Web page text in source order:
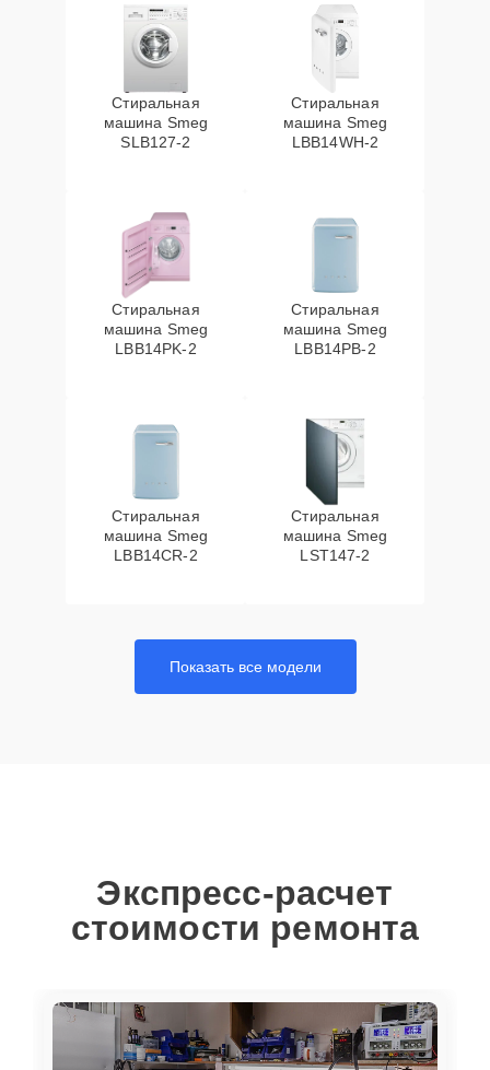
Стиральная
машина Smeg
SLB127-2
Стиральная
машина Smeg
LBB14WH-2
Стиральная
машина Smeg
LBB14PK-2
Стиральная
машина Smeg
LBB14PB-2
Стиральная
машина Smeg
LBB14CR-2
Стиральная
машина Smeg
LST147-2
Показать все модели
Экспресс-расчет
стоимости ремонта